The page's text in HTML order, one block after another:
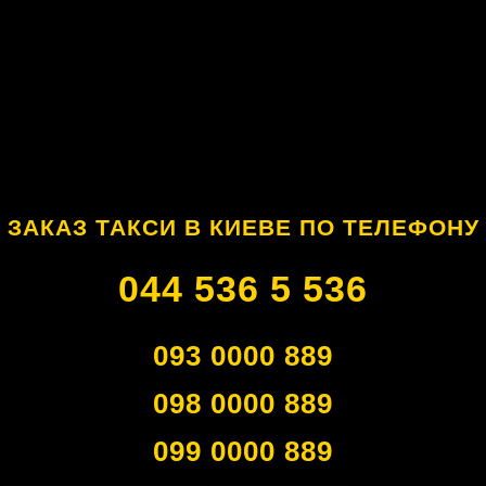
ЗАКАЗ ТАКСИ В КИЕВЕ ПО ТЕЛЕФОНУ
044 536 5 536
093 0000 889
098 0000 889
099 0000 889